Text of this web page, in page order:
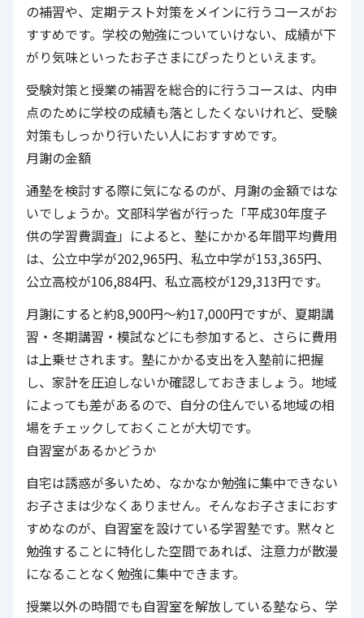
の補習や、定期テスト対策をメインに行うコースがお
すすめです。学校の勉強についていけない、成績が下
がり気味といったお子さまにぴったりといえます。
受験対策と授業の補習を総合的に行うコースは、内申
点のために学校の成績も落としたくないけれど、受験
対策もしっかり行いたい人におすすめです。
月謝の金額
通塾を検討する際に気になるのが、月謝の金額ではな
いでしょうか。文部科学省が行った「平成30年度子
供の学習費調査」によると、塾にかかる年間平均費用
は、公立中学が202,965円、私立中学が153,365円、
公立高校が106,884円、私立高校が129,313円です。
月謝にすると約8,900円～約17,000円ですが、夏期講
習・冬期講習・模試などにも参加すると、さらに費用
は上乗せされます。塾にかかる支出を入塾前に把握
し、家計を圧迫しないか確認しておきましょう。地域
によっても差があるので、自分の住んでいる地域の相
場をチェックしておくことが大切です。
自習室があるかどうか
自宅は誘惑が多いため、なかなか勉強に集中できない
お子さまは少なくありません。そんなお子さまにおす
すめなのが、自習室を設けている学習塾です。黙々と
勉強することに特化した空間であれば、注意力が散漫
になることなく勉強に集中できます。
授業以外の時間でも自習室を解放している塾なら、学